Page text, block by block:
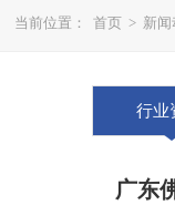
当前位置： 首页 > 新闻
行业
广东